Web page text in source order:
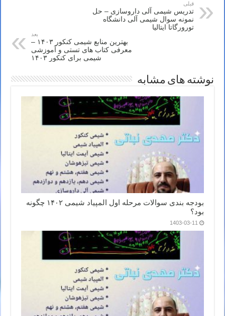
قبلی
تدریس شیمی آلی داروسازی – حل
نمونه سوال شیمی آلی دانشگاه
تورورگاتا ایتالیا
بعد
بهترین منابع شیمی کنکور ۱۴۰۳ –
معرفی کتاب های تستی و آموزشی
شیمی برای کنکور ۱۴۰۳
نوشته های مشابه
بودجه بندی سوالات مرحله اول المپیاد شیمی ۱۴۰۲ چگونه
بود؟
1403-03-11